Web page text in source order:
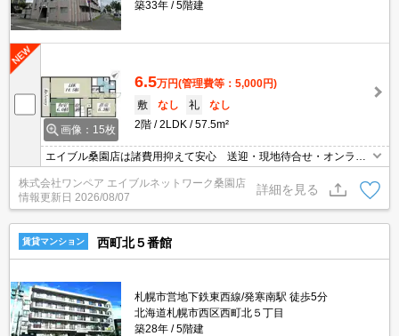
築33年
5階建
画像：15枚
6.5万円(管理費等：5,000円)
敷
なし 礼
なし
2階
2LDK 57.5m²
エイブル桑園店は諸費用抑えて安心 送迎・現地待合せ・オンライ
ン対応 個室相談 当店未掲載物件もご紹介
株式会社ワンペア エイブルネットワーク桑園店
情報更新日 2026/08/07
詳細を見る
賃貸マンション 西町北５番館
札幌市営地下鉄東西線/発寒南駅 徒歩5分
北海道札幌市西区西町北５丁目
築28年
5階建